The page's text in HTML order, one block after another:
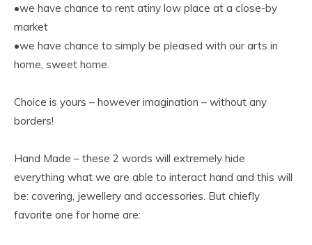
•we have chance to rent atiny low place at a close-by
market
•we have chance to simply be pleased with our arts in
home, sweet home.
Choice is yours – however imagination – without any
borders!
Hand Made – these 2 words will extremely hide
everything what we are able to interact hand and this will
be: covering, jewellery and accessories. But chiefly
favorite one for home are: